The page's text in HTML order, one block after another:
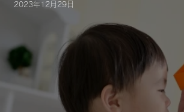
2023年12月29日